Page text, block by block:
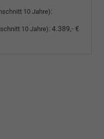
10 Jahre):
10 Jahre):4.389,- €